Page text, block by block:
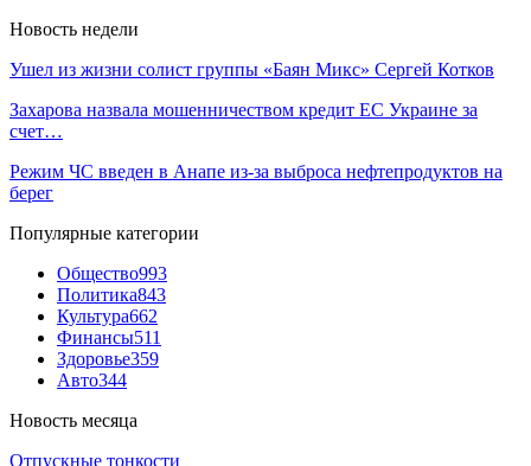
Новость недели
Ушел из жизни солист группы «Баян Микс» Сергей Котков
Захарова назвала мошенничеством кредит ЕС Украине за
счет…
Режим ЧС введен в Анапе из-за выброса нефтепродуктов на
берег
Популярные категории
Общество993
Политика843
Культура662
Финансы511
Здоровье359
Авто344
Новость месяца
Отпускные тонкости